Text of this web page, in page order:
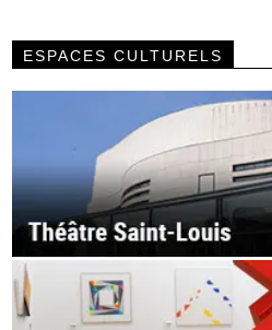
ESPACES CULTURELS